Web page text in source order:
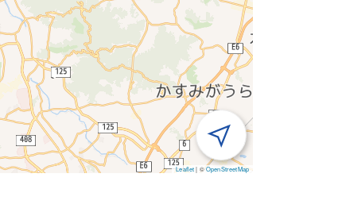
Leaflet | ©OpenStreetMap